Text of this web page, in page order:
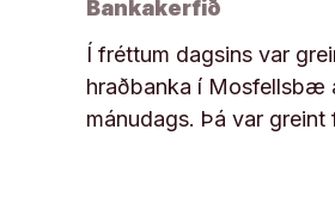
Bankakerfið
Í fréttum dagsins var
hraðbanka í Mosfellsbæ
mánudags. Þá var